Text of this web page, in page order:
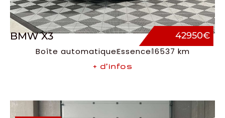
BMW X3 42950€
Boîte automatiqueEssence16537 km
+ d’infos